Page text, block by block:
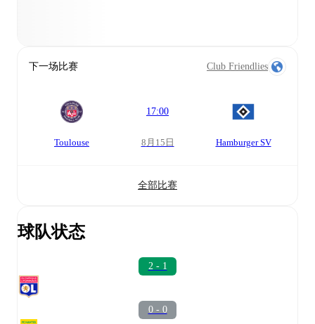
下一场比赛 Club Friendlies
Toulouse
17:00
8月15日 Hamburger SV
全部比赛
球队状态
2 - 1
0 - 0